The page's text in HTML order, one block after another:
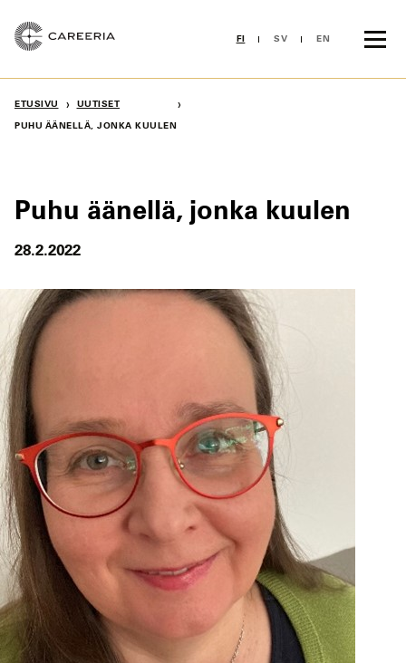
sisältöön
FI SV EN
ETUSIVU › UUTISET ›
PUHU ÄÄNELLÄ, JONKA KUULEN
Puhu äänellä, jonka kuulen
28.2.2022